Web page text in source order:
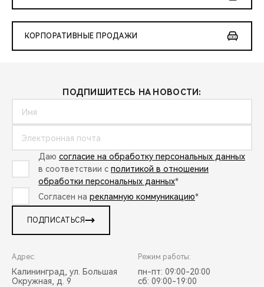
КОРПОРАТИВНЫЕ ПРОДАЖИ
ПОДПИШИТЕСЬ НА НОВОСТИ:
Даю согласие на обработку персональных данных
в соответствии с политикой в отношении
обработки персональных данных*
Согласен на рекламную коммуникацию*
ПОДПИСАТЬСЯ
Адрес:
Калининград, ул. Большая
Окружная, д. 9
Режим работы:
пн-пт: 09:00-20:00
сб: 09:00-19:00